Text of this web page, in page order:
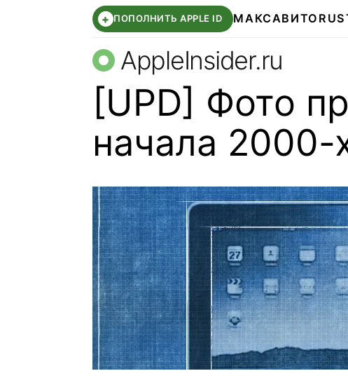
+ ПОПОЛНИТЬ APPLE ID МАКСАВИТО
AppleInsider.ru
[UPD] Фото
начала 2000-